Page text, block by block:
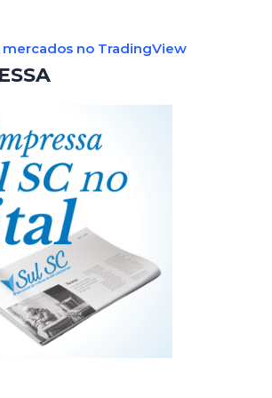
no TradingView